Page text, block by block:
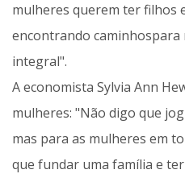
mulheres querem ter filhos
encontrando
integral".
A economista Sylvia Ann
mulheres: "Não digo que
mas para as mulheres em
que fundar uma família e